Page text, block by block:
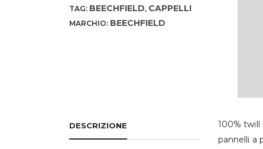
TAG: BEECHFIELD, CAPPELLI
MARCHIO: BEECHFIELD
DESCRIZIONE
100% twill
pannelli a